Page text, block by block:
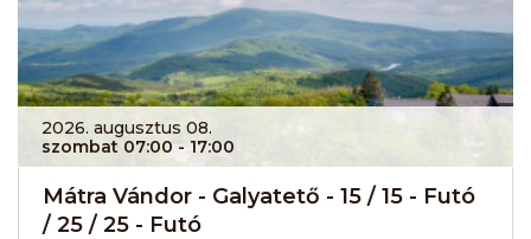
2026. augusztus 08.
szombat 07:00 - 17:00
Mátra Vándor - Galyatető - 15 / 15 - Futó
/ 25 / 25 - Futó